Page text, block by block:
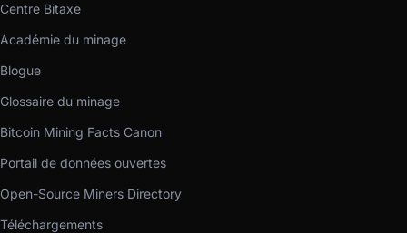
Centre Bitaxe
Académie du minage
Blogue
Glossaire du minage
Bitcoin Mining Facts Canon
Portail de données ouvertes
Open-Source Miners Directory
Téléchargements